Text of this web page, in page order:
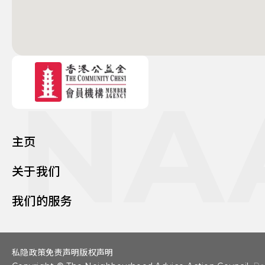
主页
关于我们
我们的服务
私隐政策免责声明版权声明